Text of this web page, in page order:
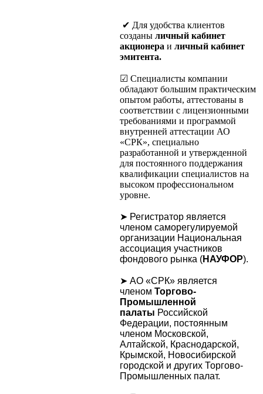
✔ Для удобства клиентов
созданы личный кабинет
акционера и личный кабинет
эмитента.
☑ Специалисты компании
обладают большим практическим
опытом работы, аттестованы в
соответствии с лицензионными
требованиями и программой
внутренней аттестации АО
«СРК», специально
разработанной и утвержденной
для постоянного поддержания
квалификации специалистов на
высоком профессиональном
уровне.
➤ Регистратор является
членом саморегулируемой
организации Национальная
ассоциация участников
фондового рынка (НАУФОР).
➤ АО «СРК» является
членом Торгово-
Промышленной
палаты Российской
Федерации, постоянным
членом Московской,
Алтайской, Краснодарской,
Крымской, Новосибирской
городской и других Торгово-
Промышленных палат.